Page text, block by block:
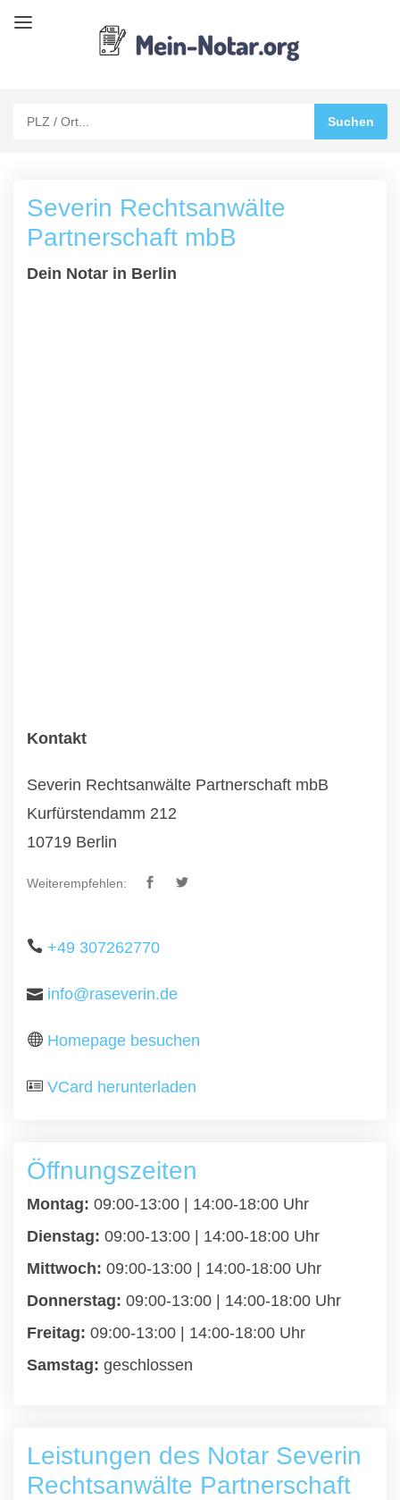
Severin Rechtsanwälte
Partnerschaft mbB
Dein Notar in Berlin
Kontakt
Severin Rechtsanwälte Partnerschaft mbB
Kurfürstendamm 212
10719 Berlin
Weiterempfehlen:
+49 307262770
info@raseverin.de
Homepage besuchen
VCard herunterladen
Öffnungszeiten
Montag: 09:00-13:00 | 14:00-18:00 Uhr
Dienstag: 09:00-13:00 | 14:00-18:00 Uhr
Mittwoch: 09:00-13:00 | 14:00-18:00 Uhr
Donnerstag: 09:00-13:00 | 14:00-18:00 Uhr
Freitag: 09:00-13:00 | 14:00-18:00 Uhr
Samstag: geschlossen
Leistungen des Notar Severin
Rechtsanwälte Partnerschaft